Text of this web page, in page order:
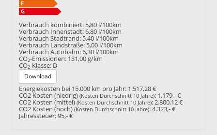
Verbrauch kombiniert: 5,80 l/100km
Verbrauch Innenstadt:6,80 l/100km
Verbrauch Stadtrand: 5,40 l/100km
Verbrauch Landstraße: 5,00 l/100km
Verbrauch Autobahn:6,30 l/100km
CO2-Emissionen: 131,00 g/km
CO2-Klasse: D
Download
Energiekosten bei 15.000 km pro Jahr: 1.517,28 €
CO2 Kosten (niedrig) (Kosten Durchschnitt 10 Jahre): 1.179,- €
CO2 Kosten (mittel) (Kosten Durchschnitt 10 Jahre):2.800,12 €
CO2 Kosten (hoch) (Kosten Durchschnitt 10 Jahre):4.323,- €
Jahressteuer:95,- €